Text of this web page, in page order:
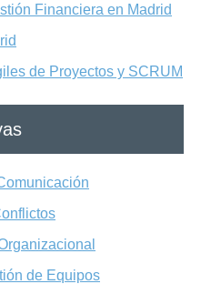
Financiera en Madrid
de Proyectos y SCRUM
de Equipos